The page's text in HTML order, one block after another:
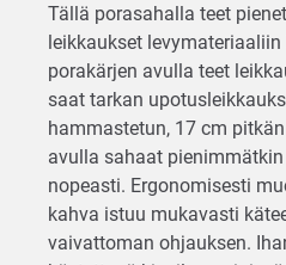
Tällä porasahalla teet
leikkaukset
porakärjen avulla teet
saat tarkan
hammastetun, 17 cm
avulla sahaat
nopeasti. Ergonomisesti
kahva istuu mukavasti
vaivattoman ohjauksen.